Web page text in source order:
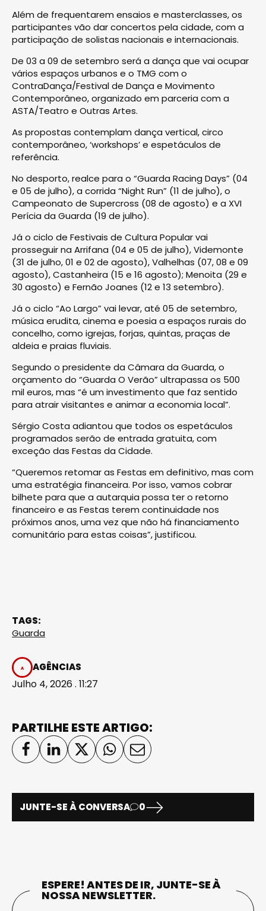
Além de frequentarem ensaios e masterclasses, os
participantes vão dar concertos pela cidade, com a
participação de solistas nacionais e internacionais.
De 03 a 09 de setembro será a dança que vai ocupar
vários espaços urbanos e o TMG com o
ContraDança/Festival de Dança e Movimento
Contemporâneo, organizado em parceria com a
ASTA/Teatro e Outras Artes.
As propostas contemplam dança vertical, circo
contemporâneo, ‘workshops’ e espetáculos de
referência.
No desporto, realce para o “Guarda Racing Days” (04
e 05 de julho), a corrida “Night Run” (11 de julho), o
Campeonato de Supercross (08 de agosto) e a XVI
Perícia da Guarda (19 de julho).
Já o ciclo de Festivais de Cultura Popular vai
prosseguir na Arrifana (04 e 05 de julho), Videmonte
(31 de julho, 01 e 02 de agosto), Valhelhas (07, 08 e 09
agosto), Castanheira (15 e 16 agosto); Menoita (29 e
30 agosto) e Fernão Joanes (12 e 13 setembro).
Já o ciclo “Ao Largo” vai levar, até 05 de setembro,
música erudita, cinema e poesia a espaços rurais do
concelho, como igrejas, forjas, quintas, praças de
aldeia e praias fluviais.
Segundo o presidente da Câmara da Guarda, o
orçamento do “Guarda O Verão” ultrapassa os 500
mil euros, mas “é um investimento que faz sentido
para atrair visitantes e animar a economia local”.
Sérgio Costa adiantou que todos os espetáculos
programados serão de entrada gratuita, com
exceção das Festas da Cidade.
“Queremos retomar as Festas em definitivo, mas com
uma estratégia financeira. Por isso, vamos cobrar
bilhete para que a autarquia possa ter o retorno
financeiro e as Festas terem continuidade nos
próximos anos, uma vez que não há financiamento
comunitário para estas coisas”, justificou.
TAGS:
Guarda
AGÊNCIAS
Julho 4, 2026 . 11:27
PARTILHE ESTE ARTIGO:
JUNTE-SE À CONVERSA 0
ESPERE! ANTES DE IR, JUNTE-SE À
NOSSA NEWSLETTER.